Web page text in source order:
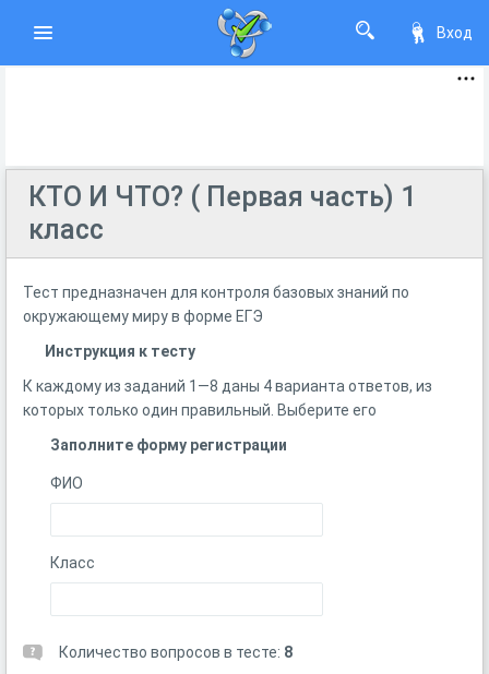
Вход
КТО И ЧТО? ( Первая часть) 1
класс
Тест предназначен для контроля базовых знаний по
окружающему миру в форме ЕГЭ
Инструкция к тесту
К каждому из заданий 1—8 даны 4 варианта ответов, из
которых только один правильный. Выберите его
Заполните форму регистрации
ФИО
Класс
Количество вопросов в тесте: 8